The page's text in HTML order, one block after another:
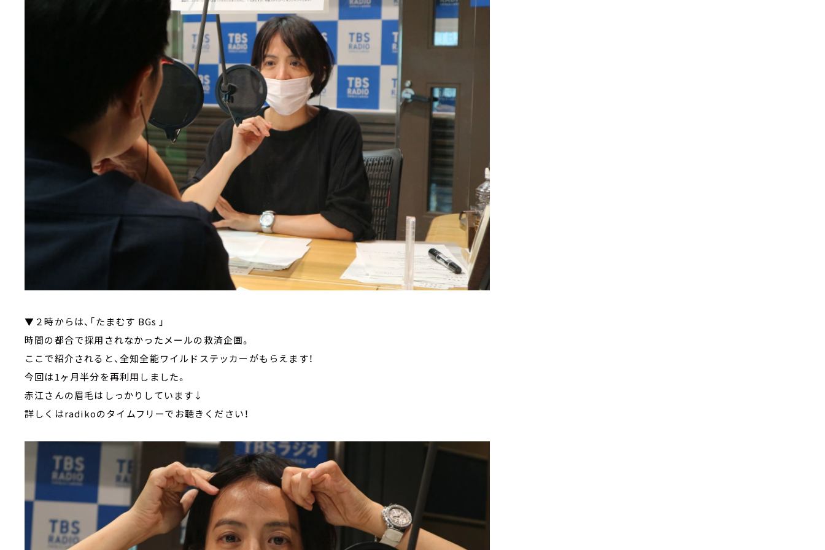
▼２時からは、「たまむす BGs 」
時間の都合で採用されなかったメールの救済企画。
ここで紹介されると、全知全能ワイルドステッカーがもらえます！
今回は1ヶ月半分を再利用しました。
赤江さんの眉毛はしっかりしています↓
詳しくはradikoのタイムフリーでお聴きください！